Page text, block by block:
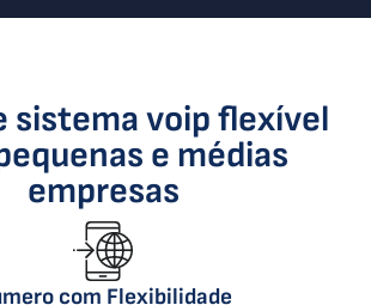
sistema voip flexível
e médias
empresas
com Flexibilidade